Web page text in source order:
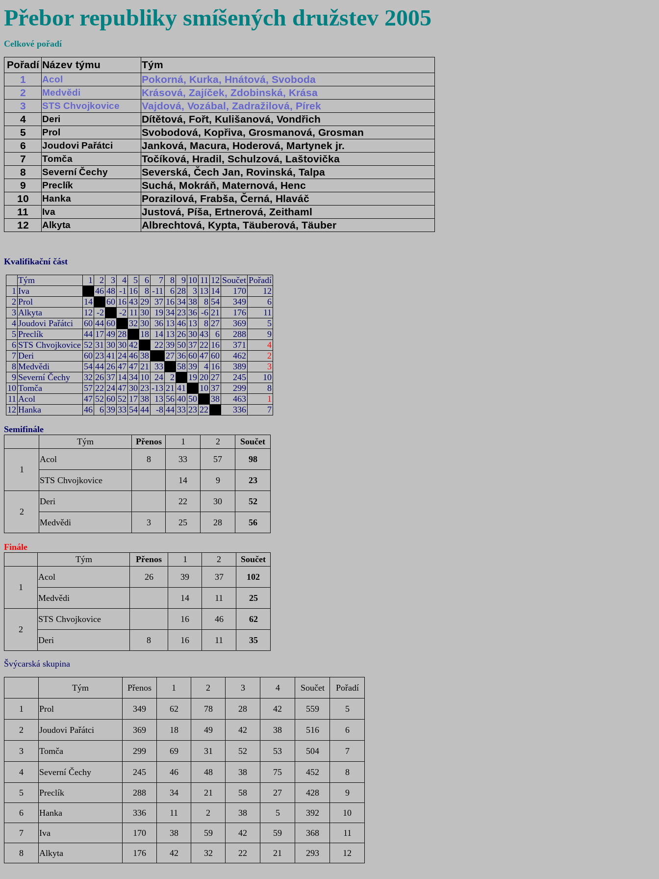
Přebor republiky smíšených družstev 2005
Celkové pořadí
Pořadí Název týmu
Tým
1
Acol
Pokorná, Kurka, Hnátová, Svoboda
2
Medvědi
Krásová, Zajíček, Zdobinská, Krása
3
STS Chvojkovice
Vajdová, Vozábal, Zadražilová, Pírek
4
Deri
Dítětová, Fořt, Kulišanová, Vondřich
5
Prol
Svobodová, Kopřiva, Grosmanová, Grosman
6
Joudovi Pařátci
Janková, Macura, Hoderová, Martynek jr.
7
Tomča
Točíková, Hradil, Schulzová, Laštovička
8
Severní Čechy
Severská, Čech Jan, Rovinská, Talpa
9
Preclík
Suchá, Mokráň, Maternová, Henc
10
Hanka
Porazilová, Frabša, Černá, Hlaváč
11
Iva
Justová, Píša, Ertnerová, Zeithaml
12
Alkyta Albrechtová, Kypta, Täuberová, Täuber
Kvalifikační část
Tým
1 2 3 4 5 6 7 8 9 10 11 12 Součet Pořadí
1 Iva 46 48 -1 16 8 -11 6 28 3 13 14 170
12
2 Prol 14 60 16 43 29 37 16 34 38 8 54 349
6
3 Alkyta 12 -2 -2 11 30 19 34 23 36 -6 21 176
11
4 Joudovi Pařátci 60 44 60 32 30 36 13 46 13 8 27 369
5
5 Preclík 44 17 49 28 18 14 13 26 30 43 6 288
9
6 STS Chvojkovice 52 31 30 30 42 22 39 50 37 22 16 371
4
7 Deri 60 23 41 24 46 38 27 36 60 47 60 462
2
8 Medvědi 54 44 26 47 47 21 33 58 39 4 16 389
3
9 Severní Čechy 32 26 37 14 34 10 24 2 19 20 27 245
10
10 Tomča 57 22 24 47 30 23 -13 21 41 10 37 299
8
11 Acol 47 52 60 52 17 38 13 56 40 50 38 463
1
12 Hanka 46 6 39 33 54 44 -8 44 33 23 22 336
7
Semifinále
Tým
Přenos 1 2 Součet
1
Acol 8 33 57 98
STS Chvojkovice 14 9 23
2
Deri 22 30 52
Medvědi 3 25 28 56
Finále
Tým
Přenos 1 2 Součet
1
Acol 26 39 37 102
Medvědi 14 11 25
2
STS Chvojkovice 16 46 62
Deri 8 16 11 35
Švýcarská skupina
Tým Přenos 1 2 3 4 Součet Pořadí
1 Prol 349 62 78 28 42 559 5
2 Joudovi Pařátci 369 18 49 42 38 516 6
3 Tomča 299 69 31 52 53 504 7
4 Severní Čechy 245 46 48 38 75 452 8
5 Preclík 288 34 21 58 27 428 9
6 Hanka 336 11 2 38 5 392 10
7 Iva 170 38 59 42 59 368 11
8 Alkyta 176 42 32 22 21 293 12